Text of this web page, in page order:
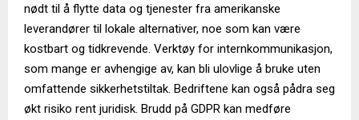
nødt til å flytte data og tjenester fra amerikanske
leverandører til lokale alternativer, noe som kan være
kostbart og tidkrevende. Verktøy for internkommunikasjon,
som mange er avhengige av, kan bli ulovlige å bruke uten
omfattende sikkerhetstiltak. Bedriftene kan også pådra seg
økt risiko rent juridisk. Brudd på GDPR kan medføre